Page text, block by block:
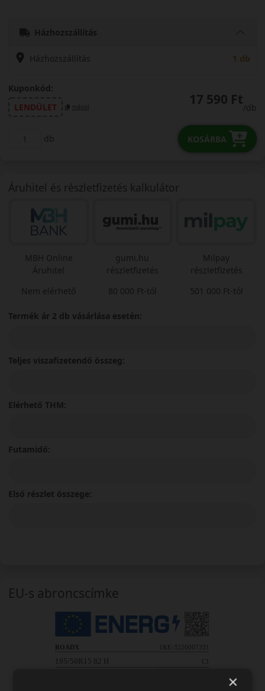
Házhozszállítás
Házhozszállítás 1 db
Kuponkód:
LENDÜLET
másol 17 590 Ft
/db
db KOSÁRBA
Áruhitel és részletfizetés kalkulátor
MBH Online
Áruhitel
Nem elérhető
gumi.hu
részletfizetés
80 000 Ft-tól
Milpay
részletfizetés
501 000 Ft-tól
Termék ár 2 db vásárlása esetén:
Teljes viszafizetendő összeg:
Elérhető THM:
Futamidő:
Első részlet összege:
EU-s abroncscímke
×